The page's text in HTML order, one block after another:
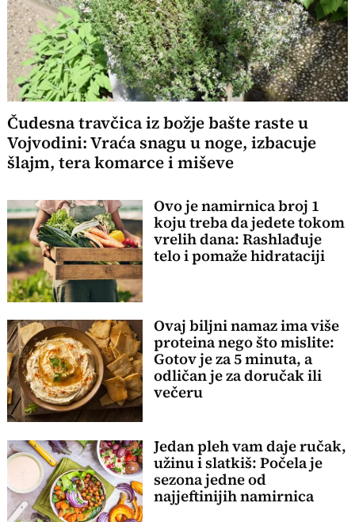
Čudesna travčica iz božje bašte raste u
Vojvodini: Vraća snagu u noge, izbacuje
šlajm, tera komarce i miševe
Ovo je namirnica broj 1
koju treba da jedete tokom
vrelih dana: Rashlađuje
telo i pomaže hidrataciji
Ovaj biljni namaz ima više
proteina nego što mislite:
Gotov je za 5 minuta, a
odličan je za doručak ili
večeru
Jedan pleh vam daje ručak,
užinu i slatkiš: Počela je
sezona jedne od
najjeftinijih namirnica